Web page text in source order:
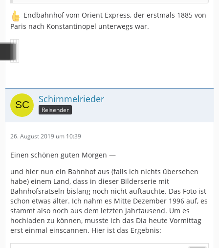
Endbahnhof vom Orient Express, der erstmals 1885 von
Paris nach Konstantinopel unterwegs war.
Schimmelrieder
Reisender
26. August 2019 um 10:39
Einen schönen guten Morgen —
und hier nun ein Bahnhof aus (falls ich nichts übersehen
habe) einem Land, dass in dieser Bilderserie mit
Bahnhofsrätseln bislang noch nicht auftauchte. Das Foto ist
schon etwas älter. Ich nahm es Mitte Dezember 1996 auf, es
stammt also noch aus dem letzten Jahrtausend. Um es
hochladen zu können, musste ich das Dia heute Vormittag
erst einmal einscannen. Hier ist das Ergebnis: